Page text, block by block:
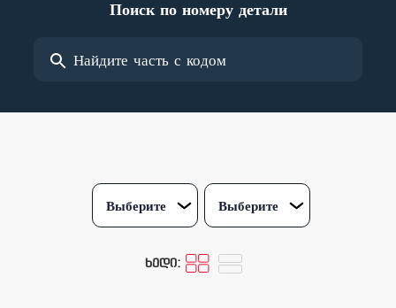
Поиск по номеру детали
Выберите Выберите
ხედი: